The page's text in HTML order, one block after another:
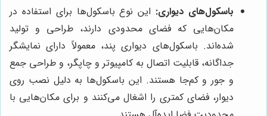
باسکول‌های دیواری: این نوع باسکول‌ها برای استفاده در
مکان‌هایی که فضای محدودی دارند، طراحی و تولید
شده‌اند. باسکول‌های دیواری پند، معمولاً دارای نمایشگر
جداگانه، قابلیت اتصال به کامپیوتر و چاپگر، و طراحی جمع
و جور و کم‌جا هستند. این باسکول‌ها به دلیل نصب روی
دیوار، فضای کمتری را اشغال می‌کنند و برای مکان‌هایی با